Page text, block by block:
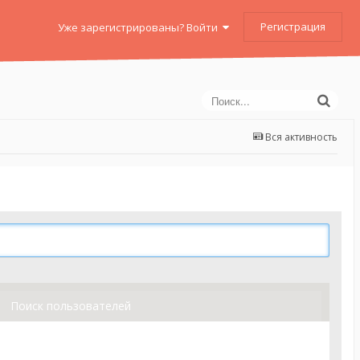
Уже зарегистрированы? Войти Регистрация
Вся активность
Поиск пользователей